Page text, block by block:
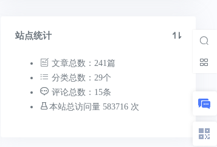
站点统计
文章总数：241篇
分类总数：29个
评论总数：15条
本站总访问量 583716 次